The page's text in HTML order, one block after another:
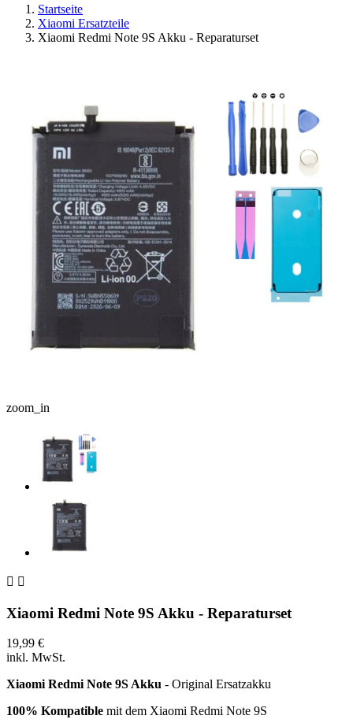
Startseite
Xiaomi Ersatzteile
Xiaomi Redmi Note 9S Akku - Reparaturset
zoom_in
 
Xiaomi Redmi Note 9S Akku - Reparaturset
19,99 €
inkl. MwSt.
Xiaomi Redmi Note 9S Akku - Original Ersatzakku
100% Kompatible mit dem Xiaomi Redmi Note 9S